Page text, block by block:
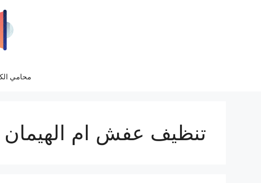
محامي
تنظيف عفش ام الهيمان